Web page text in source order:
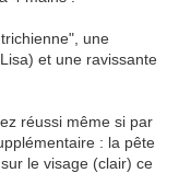
une
et une ravissante
réussi même si par
: la pête
le visage (clair) ce